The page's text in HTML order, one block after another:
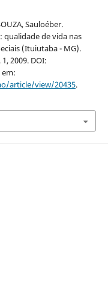
Sauloéber.
qualidade de vida nas
(Ituiutaba - MG).
2009. DOI:
em:
article/view/20435.